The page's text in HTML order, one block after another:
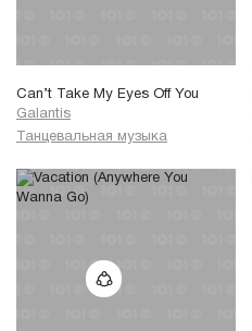
Can’t Take My Eyes Off You
Galantis
Танцевальная музыка